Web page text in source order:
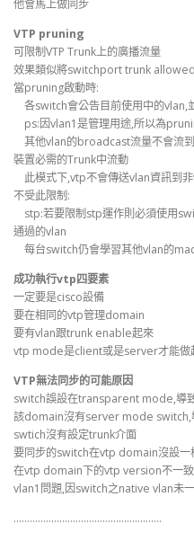
他會馬上做同步
VTP pruning
可限制VTP Trunk上的廣播流量
效果類似將switchport trunk
當pruning啟動時:
各switch會公告目前使用中的
ps:因vlan1是管理用途,所以為
其他vlan的broadcast流量不會流
裝置必需的Trunk中流動
此模式下,vtp不會傳送vlan資訊到
不受此限制:
stp:若要限制stp運作則必須使用
通過的vlan
每台switch仍會學習其他vlan的
成功執行vtp四要素
一定要是cisco設備
要在相同的vtp管理domain
要有vlan跟trunk enable起來
vtp mode是client或是server才能做
VTP無法同步的可能原因
switch誤設在transparent mode,導
該domain沒有server mode
swtich沒有設定trunk介面
要同步的switch在vtp domain沒設一
在vtp domain下的vtp version不一
vlan1問題,因switch之native vlan未
……………………………………………….